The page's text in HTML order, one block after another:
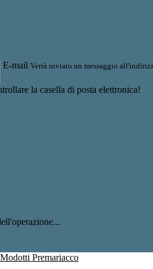
E-mail Verrà inviato un messaggio
la casella di posta elettronica!